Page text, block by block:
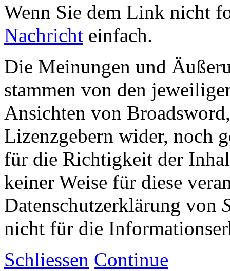
Wenn Sie dem Link nicht
Nachricht einfach.
Die Meinungen und
stammen von den
Ansichten von
Lizenzgebern wider, noch
für die Richtigkeit der
keiner Weise für diese
Datenschutzerklärung von
nicht für die
Schliessen Continue